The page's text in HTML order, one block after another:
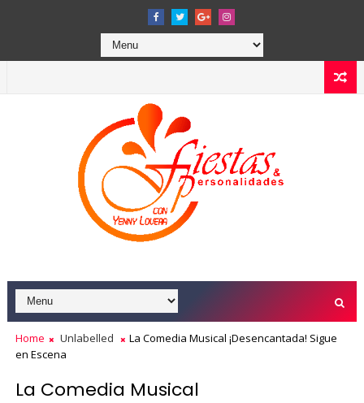
Home Unlabelled
La Comedia Musical ¡Desencantada! Sigue
en Escena
La Comedia Musical